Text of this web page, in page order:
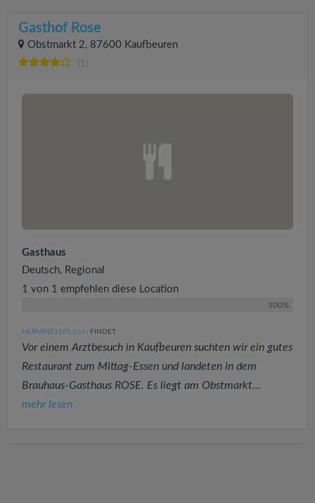
Gasthof Rose
Obstmarkt 2, 87600 Kaufbeuren
(1)
Gasthaus
Deutsch, Regional
1 von 1 empfehlen diese Location
100%
HERMINE1505 (119 ) FINDET:
Vor einem Arztbesuch in Kaufbeuren suchten wir ein gutes
Restaurant zum Mittag-Essen und landeten in dem
Brauhaus-Gasthaus ROSE. Es liegt am Obstmarkt...
mehr lesen